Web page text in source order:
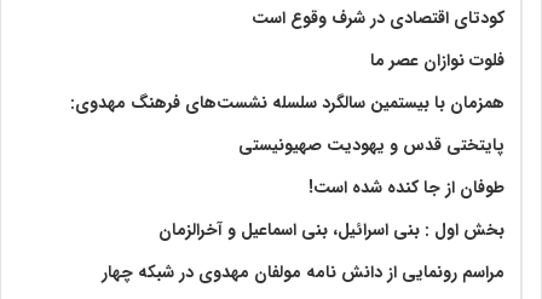
کودتای اقتصادی در شرف وقوع است
فلوت نوازان عصر ما
همزمان با بیستمین سالگرد سلسله نشست‌های فرهنگ مهدوی:‌
پایتختی قدس و یهودیت صهیونیستی
طوفان از جا کنده شده است!
بخش اول : بنی اسرائیل، بنی اسماعیل و آخرالزمان
مراسم رونمایی از دانش نامه مولفان مهدوی در شبکه چهار